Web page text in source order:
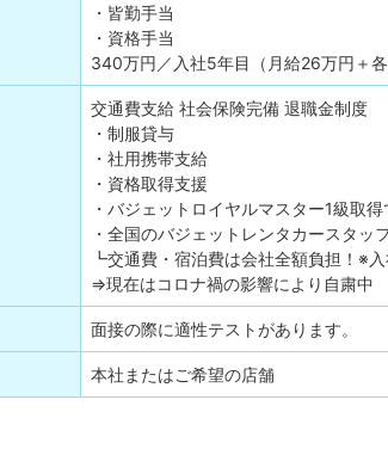
・皆勤手当
・資格手当
340万円／入社5年目（月給26万円＋各
交通費支給 社会保険完備 退職金制度
・制服貸与
・社用携帯支給
・資格取得支援
・バジェットロイヤルマスター1級取
・全国のバジェットレンタカースタッ
┗交通費・宿泊費は会社全額負担！※
⇒現在はコロナ禍の影響により自粛中
面接の際に適性テストがあります。
本社またはご希望の店舗